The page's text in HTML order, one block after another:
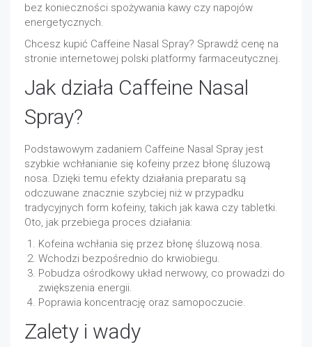
bez konieczności spożywania kawy czy napojów
energetycznych.
Chcesz kupić Caffeine Nasal Spray? Sprawdź cenę na
stronie internetowej polski platformy farmaceutycznej.
Jak działa Caffeine Nasal
Spray?
Podstawowym zadaniem Caffeine Nasal Spray jest
szybkie wchłanianie się kofeiny przez błonę śluzową
nosa. Dzięki temu efekty działania preparatu są
odczuwane znacznie szybciej niż w przypadku
tradycyjnych form kofeiny, takich jak kawa czy tabletki.
Oto, jak przebiega proces działania:
Kofeina wchłania się przez błonę śluzową nosa.
Wchodzi bezpośrednio do krwiobiegu.
Pobudza ośrodkowy układ nerwowy, co prowadzi do
zwiększenia energii.
Poprawia koncentrację oraz samopoczucie.
Zalety i wady